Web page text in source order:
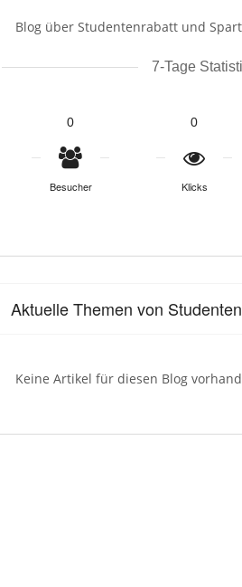
Blog über Studentenrabatt und
7-Tage
0
Besucher
0
Klicks
Aktuelle Themen von
Keine Artikel für diesen Blog